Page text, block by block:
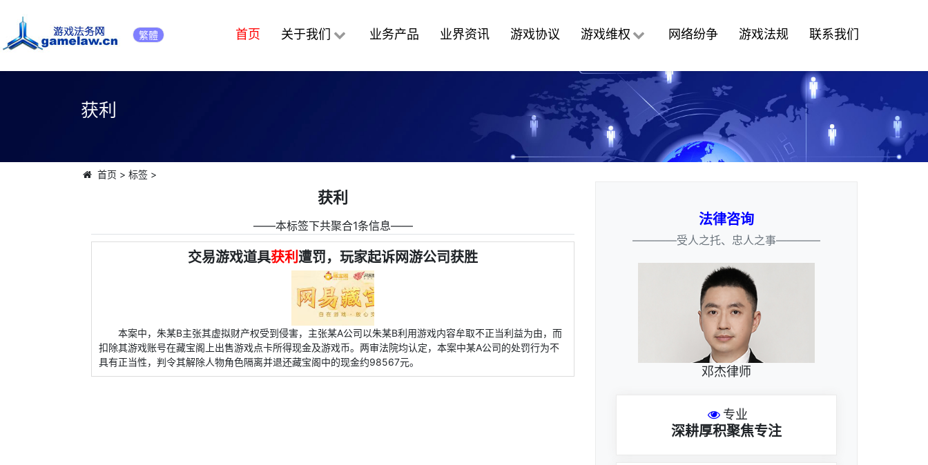
繁體 首页 关于我们 业务产品 业界资讯 游戏协议 游戏维权 网络纷争 游戏法规 联系我们
获利
首页 > 标签>
获利
――本标签下共聚合1条信息――
交易游戏道具获利遭罚，玩家起诉网游公司获胜
本案中，朱某B主张其虚拟财产权受到侵害，主张某A公司以朱某B利用游戏内容牟取不正当利益为由，而
扣除其游戏账号在藏宝阁上出售游戏点卡所得现金及游戏币。两审法院均认定，本案中某A公司的处罚行为不
具有正当性，判令其解除人物角色隔离并退还藏宝阁中的现金约98567元。
法律咨询
————受人之托、忠人之事————
邓杰律师
专业
深耕厚积聚焦专注